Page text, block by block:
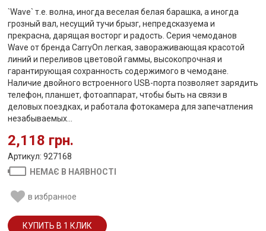
`Wave` т.е. волна, иногда веселая белая барашка, а иногда
грозный вал, несущий тучи брызг, непредсказуема и
прекрасна, дарящая восторг и радость. Серия чемоданов
Wave от бренда CarryOn легкая, завораживающая красотой
линий и переливов цветовой гаммы, высокопрочная и
гарантирующая сохранность содержимого в чемодане.
Наличие двойного встроенного USB-порта позволяет зарядить
телефон, планшет, фотоаппарат, чтобы быть на связи в
деловых поездках, и работала фотокамера для запечатления
незабываемых...
2,118 грн.
Артикул: 927168
НЕМАЄ В НАЯВНОСТІ
в избранное